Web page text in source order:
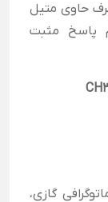
حاوی متیل
پاسخ مثبت
گازی،